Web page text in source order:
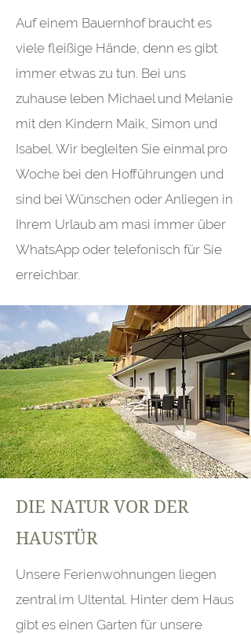
Auf einem Bauernhof braucht es
viele fleißige Hände, denn es gibt
immer etwas zu tun. Bei uns
zuhause leben Michael und Melanie
mit den Kindern Maik, Simon und
Isabel. Wir begleiten Sie einmal pro
Woche bei den Hofführungen und
sind bei Wünschen oder Anliegen in
Ihrem Urlaub am masi immer über
WhatsApp oder telefonisch für Sie
erreichbar.
DIE NATUR VOR DER
HAUSTÜR
Unsere Ferienwohnungen liegen
zentral im Ultental. Hinter dem Haus
gibt es einen Garten für unsere